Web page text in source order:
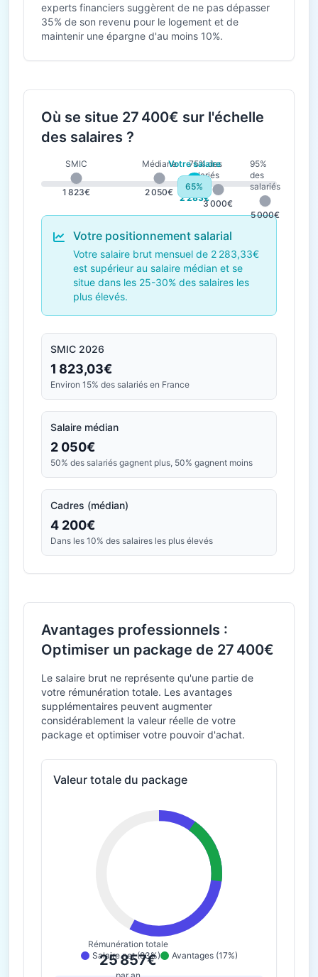
experts financiers suggèrent de ne pas dépasser
35% de son revenu pour le logement et de
maintenir une épargne d'au moins 10%.
Où se situe 27 400€ sur l'échelle
des salaires ?
SMIC
1 823€
Médiane
2 050€
75% des
salariés
3 000€
95%
des
salariés
5 000€
Votre salaire
2 283€
65%
Votre positionnement salarial
Votre salaire brut mensuel de 2 283,33€
est supérieur au salaire médian et se
situe dans les 25-30% des salaires les
plus élevés.
SMIC 2026
1 823,03€
Environ 15% des salariés en France
Salaire médian
2 050€
50% des salariés gagnent plus, 50% gagnent moins
Cadres (médian)
4 200€
Dans les 10% des salaires les plus élevés
Avantages professionnels :
Optimiser un package de 27 400€
Le salaire brut ne représente qu'une partie de
votre rémunération totale. Les avantages
supplémentaires peuvent augmenter
considérablement la valeur réelle de votre
package et optimiser votre pouvoir d'achat.
Valeur totale du package
Rémunération totale
25 857€
Salaire net (83%) Avantages (17%)